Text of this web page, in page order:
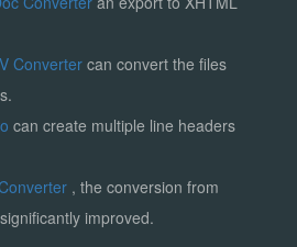
Convertercan convert the files
can create multiple line headers
, the conversion from
improved.